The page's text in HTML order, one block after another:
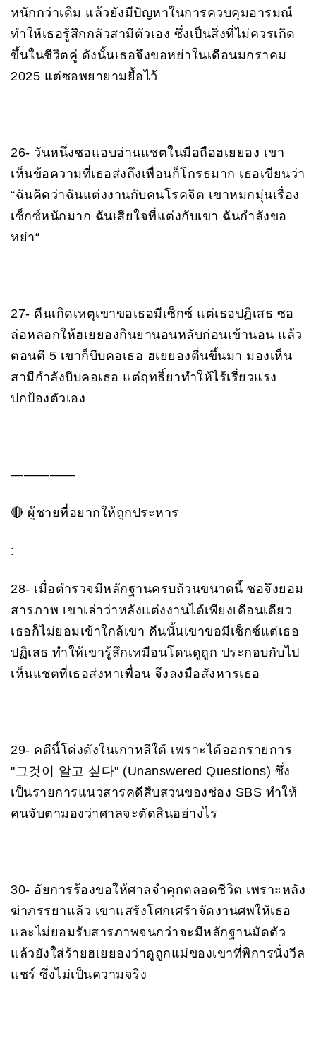
หนักกว่าเดิม แล้วยังมีปัญหาในการควบคุมอารมณ์
ทำให้เธอรู้สึกกลัวสามีตัวเอง ซึ่งเป็นสิ่งที่ไม่ควรเกิด
ขึ้นในชีวิตคู่ ดังนั้นเธอจึงขอหย่าในเดือนมกราคม
2025 แต่ซอพยายามยื้อไว้
26- วันหนึ่งซอแอบอ่านแชตในมือถือฮเยยอง เขา
เห็นข้อความที่เธอส่งถึงเพื่อนก็โกรธมาก เธอเขียนว่า
“ฉันคิดว่าฉันแต่งงานกับคนโรคจิต เขาหมกมุ่นเรื่อง
เซ็กซ์หนักมาก ฉันเสียใจที่แต่งกับเขา ฉันกำลังขอ
หย่า“
27- คืนเกิดเหตุเขาขอเธอมีเซ็กซ์ แต่เธอปฏิเสธ ซอ
ล่อหลอกให้ฮเยยองกินยานอนหลับก่อนเข้านอน แล้ว
ตอนตี 5 เขาก็บีบคอเธอ ฮเยยองตื่นขึ้นมา มองเห็น
สามีกำลังบีบคอเธอ แต่ฤทธิ์ยาทำให้ไร้เรี่ยวแรง
ปกป้องตัวเอง
—————
🔴 ผู้ชายที่อยากให้ถูกประหาร
:
28- เมื่อตำรวจมีหลักฐานครบถ้วนขนาดนี้ ซอจึงยอม
สารภาพ เขาเล่าว่าหลังแต่งงานได้เพียงเดือนเดียว
เธอก็ไม่ยอมเข้าใกล้เขา คืนนั้นเขาขอมีเซ็กซ์แต่เธอ
ปฏิเสธ ทำให้เขารู้สึกเหมือนโดนดูถูก ประกอบกับไป
เห็นแชตที่เธอส่งหาเพื่อน จึงลงมือสังหารเธอ
29- คดีนี้โด่งดังในเกาหลีใต้ เพราะได้ออกรายการ
"그것이 알고 싶다" (Unanswered Questions) ซึ่ง
เป็นรายการแนวสารคดีสืบสวนของช่อง SBS ทำให้
คนจับตามองว่าศาลจะตัดสินอย่างไร
30- อัยการร้องขอให้ศาลจำคุกตลอดชีวิต เพราะหลัง
ฆ่าภรรยาแล้ว เขาแสร้งโศกเศร้าจัดงานศพให้เธอ
และไม่ยอมรับสารภาพจนกว่าจะมีหลักฐานมัดตัว
แล้วยังใส่ร้ายฮเยยองว่าดูถูกแม่ของเขาที่พิการนั่งวีล
แชร์ ซึ่งไม่เป็นความจริง